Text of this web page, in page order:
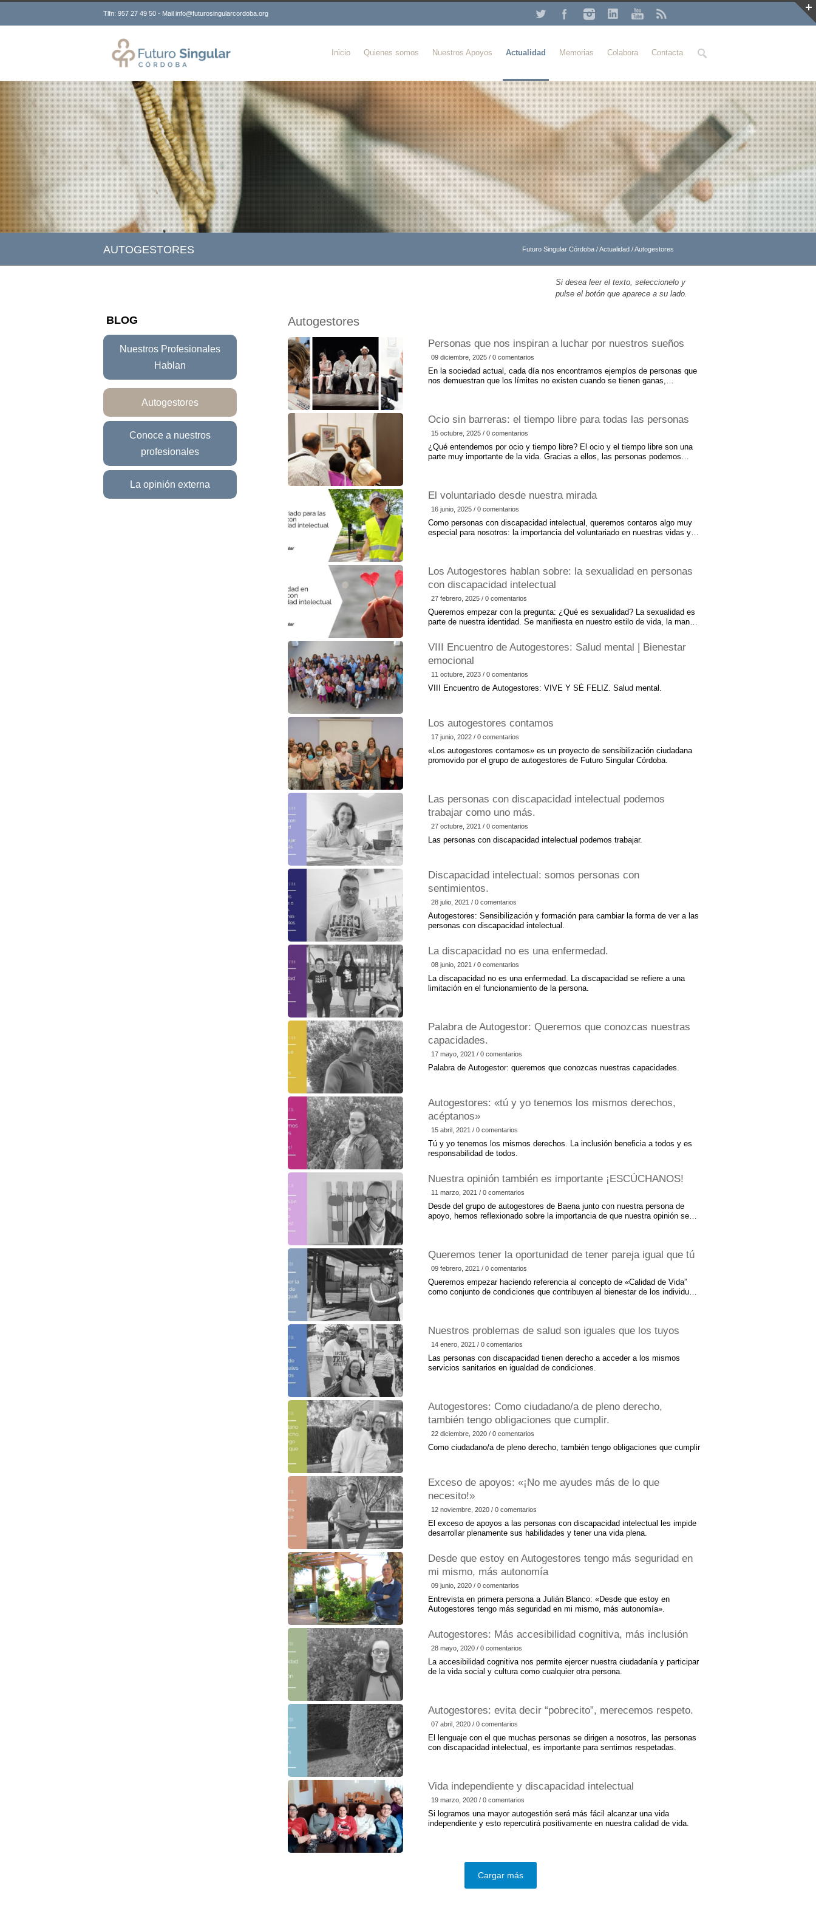
Tlfn: 957 27 49 50 - Mail info@futurosingularcordoba.org
Buscar
Inicio Quienes somos Nuestros Apoyos Actualidad Memorias Colabora Contacta
AUTOGESTORES Futuro Singular Córdoba /Actualidad /Autogestores
Si desea leer el texto, seleccionelo y
pulse el botón que aparece a su lado.
Autogestores
Personas que nos inspiran a luchar por nuestros sueños
09 diciembre, 2025 / 0 comentarios
En la sociedad actual, cada día nos encontramos ejemplos de personas que
nos demuestran que los límites no existen cuando se tienen ganas,
confianza en uno mismo. Hay personas que son una inspiración y un empuje
para que cada uno de nosotros nos planteemos metas y sueños, y tengamos
la confianza en que podamos conseguirlos. Desde el grupo de autogestores
de Baena, queremos destacar a algunas personas con…
Ocio sin barreras: el tiempo libre para todas las personas
15 octubre, 2025 / 0 comentarios
¿Qué entendemos por ocio y tiempo libre? El ocio y el tiempo libre son una
parte muy importante de la vida. Gracias a ellos, las personas podemos
Todas las personas, con o sin discapacidad, tienen el mismo derecho a
disfrutar de su tiempo libre. Así lo recoge la Convención sobre los Derechos
de las Personas con Discapacidad de las Naciones Unidas, que defiende la
participación plena en la…
El voluntariado desde nuestra mirada
16 junio, 2025 / 0 comentarios
Como personas con discapacidad intelectual, queremos contaros algo muy
especial para nosotros: la importancia del voluntariado en nuestras vidas y la
que el día a día sea más difícil para otras personas, pero cuando aparece
una persona voluntaria con una sonrisa, con ganas de ayudar sin esperar
nada a cambio, todo cambia. A veces, cuando la gente piensa en nosotros,
las personas con discapacidad, sólo piensan…
Los Autogestores hablan sobre: la sexualidad en personas
con discapacidad intelectual
27 febrero, 2025 / 0 comentarios
Queremos empezar con la pregunta: ¿Qué es sexualidad? La sexualidad es
parte de nuestra identidad. Se manifiesta en nuestro estilo de vida, la manera
Sexualidad es hacer el amor, encontrarse, tener contacto y conocimiento del
propio cuerpo y del cuerpo del otro, es acariciarse, expresar afecto, sentir
placer, empatizar con el otro. Históricamente la sexualidad en la
discapacidad se ha tratado como un tema tabú. Actualmente se habla con
mayor naturalidad de la sexualidad en las personas con discapacidad,…
VIII Encuentro de Autogestores: Salud mental | Bienestar
emocional
11 octubre, 2023 / 0 comentarios
VIII Encuentro de Autogestores: VIVE Y SÉ FELIZ. Salud mental.
Los autogestores contamos
17 junio, 2022 / 0 comentarios
«Los autogestores contamos» es un proyecto de sensibilización ciudadana
promovido por el grupo de autogestores de Futuro Singular Córdoba.
Las personas con discapacidad intelectual podemos
trabajar como uno más.
27 octubre, 2021 / 0 comentarios
Las personas con discapacidad intelectual podemos trabajar.
Discapacidad intelectual: somos personas con
sentimientos.
28 julio, 2021 / 0 comentarios
Autogestores: Sensibilización y formación para cambiar la forma de ver a las
personas con discapacidad intelectual.
La discapacidad no es una enfermedad.
08 junio, 2021 / 0 comentarios
La discapacidad no es una enfermedad. La discapacidad se refiere a una
limitación en el funcionamiento de la persona.
Palabra de Autogestor: Queremos que conozcas nuestras
capacidades.
17 mayo, 2021 / 0 comentarios
Palabra de Autogestor: queremos que conozcas nuestras capacidades.
Autogestores: «tú y yo tenemos los mismos derechos,
acéptanos»
15 abril, 2021 / 0 comentarios
Tú y yo tenemos los mismos derechos. La inclusión beneficia a todos y es
responsabilidad de todos.
Nuestra opinión también es importante ¡ESCÚCHANOS!
11 marzo, 2021 / 0 comentarios
Desde del grupo de autogestores de Baena junto con nuestra persona de
apoyo, hemos reflexionado sobre la importancia de que nuestra opinión sea
hablamos cuando nos referimos a la autodeterminación? Entendemos por
autodeterminación al conjunto de habilidades que nos hacen ser más
independientes y autónomos en nuestra vida. A pesar de que las diferentes
necesidades de apoyo que presenta cada persona influyen en la…
Queremos tener la oportunidad de tener pareja igual que tú
09 febrero, 2021 / 0 comentarios
Queremos empezar haciendo referencia al concepto de «Calidad de Vida”
como conjunto de condiciones que contribuyen al bienestar de los individuos
plena y podamos tener la oportunidad de encontrar una pareja. Nosotros
necesitamos tener relaciones con las personas del entorno para socializar,
ya que esto beneficia nuestro desarrollo personal, pero especialmente es
importante para tener una buena calidad de vida. Tenemos que resaltar la
importancia del OCIO…
Nuestros problemas de salud son iguales que los tuyos
14 enero, 2021 / 0 comentarios
Las personas con discapacidad tienen derecho a acceder a los mismos
servicios sanitarios en igualdad de condiciones.
Autogestores: Como ciudadano/a de pleno derecho,
también tengo obligaciones que cumplir.
22 diciembre, 2020 / 0 comentarios
Como ciudadano/a de pleno derecho, también tengo obligaciones que cumplir
Exceso de apoyos: «¡No me ayudes más de lo que
necesito!»
12 noviembre, 2020 / 0 comentarios
El exceso de apoyos a las personas con discapacidad intelectual les impide
desarrollar plenamente sus habilidades y tener una vida plena.
Desde que estoy en Autogestores tengo más seguridad en
mi mismo, más autonomía
09 junio, 2020 / 0 comentarios
Entrevista en primera persona a Julián Blanco: «Desde que estoy en
Autogestores tengo más seguridad en mi mismo, más autonomía».
Autogestores: Más accesibilidad cognitiva, más inclusión
28 mayo, 2020 / 0 comentarios
La accesibilidad cognitiva nos permite ejercer nuestra ciudadanía y participar
de la vida social y cultura como cualquier otra persona.
Autogestores: evita decir “pobrecito”, merecemos respeto.
07 abril, 2020 / 0 comentarios
El lenguaje con el que muchas personas se dirigen a nosotros, las personas
con discapacidad intelectual, es importante para sentirnos respetadas.
Vida independiente y discapacidad intelectual
19 marzo, 2020 / 0 comentarios
Si logramos una mayor autogestión será más fácil alcanzar una vida
independiente y esto repercutirá positivamente en nuestra calidad de vida.
Cargar más
BLOG
Nuestros Profesionales
Hablan
Empleo con apoyo
Autodeterminación
Educación
Calidad de vida
Autogestores
Conoce a nuestros
profesionales
La opinión externa